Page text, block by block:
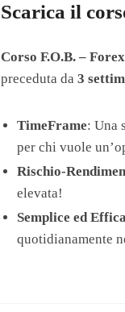
Scarica il
Corso F.O.B. –
preceduta da3
TimeFrame: Una
per chi vuole
Rischio-
elevata!
Semplice ed
quotidianamente